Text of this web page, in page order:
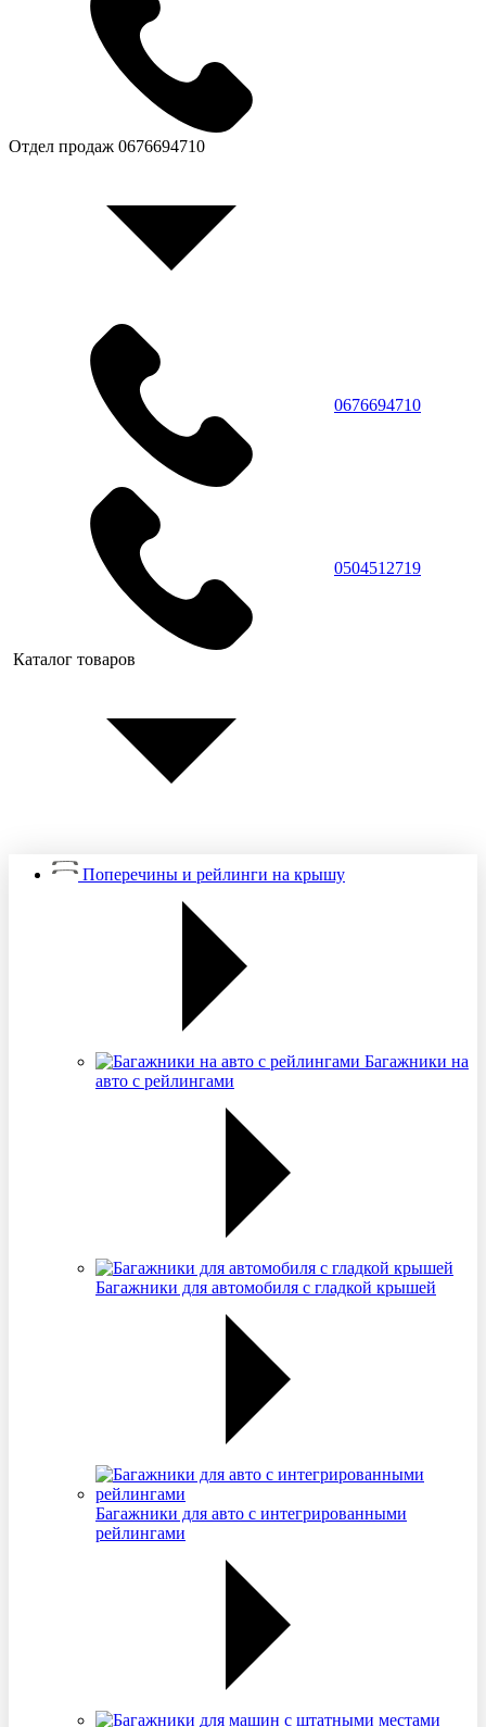
Отдел продаж 0676694710
0676694710
0504512719
Каталог товаров
Поперечины и рейлинги на крышу
Багажники на
авто с рейлингами
Багажники для автомобиля с гладкой крышей
Багажники для авто с интегрированными
рейлингами